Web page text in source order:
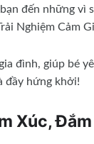
đến những vì
Nghiệm Cảm
đình, giúp bé
đầy hứng khởi!
Xúc,